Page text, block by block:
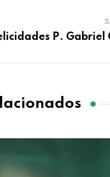
P. Gabriel